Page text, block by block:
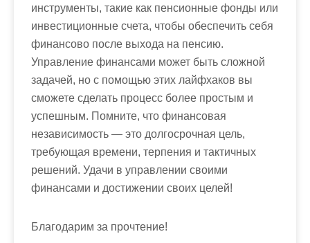
инструменты, такие как пенсионные фонды или
инвестиционные счета, чтобы обеспечить себя
финансово после выхода на пенсию.
Управление финансами может быть сложной
задачей, но с помощью этих лайфхаков вы
сможете сделать процесс более простым и
успешным. Помните, что финансовая
независимость — это долгосрочная цель,
требующая времени, терпения и тактичных
решений. Удачи в управлении своими
финансами и достижении своих целей!
Благодарим за прочтение!